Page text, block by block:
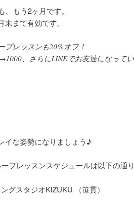
もう2ヶ月です。
まで有効です。
プレッスンも20%オフ！
、さらにLINEでお友達になって
イな姿勢になりましょう♪
プレッスンスケジュールは以下の通り
グスタジオKIZUKU （笹貫）